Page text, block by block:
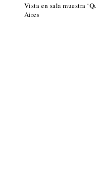
Vista en sala muestra
Aires